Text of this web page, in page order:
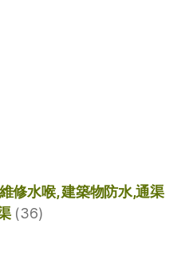
修水喉, 建築物防水,通渠
(36)